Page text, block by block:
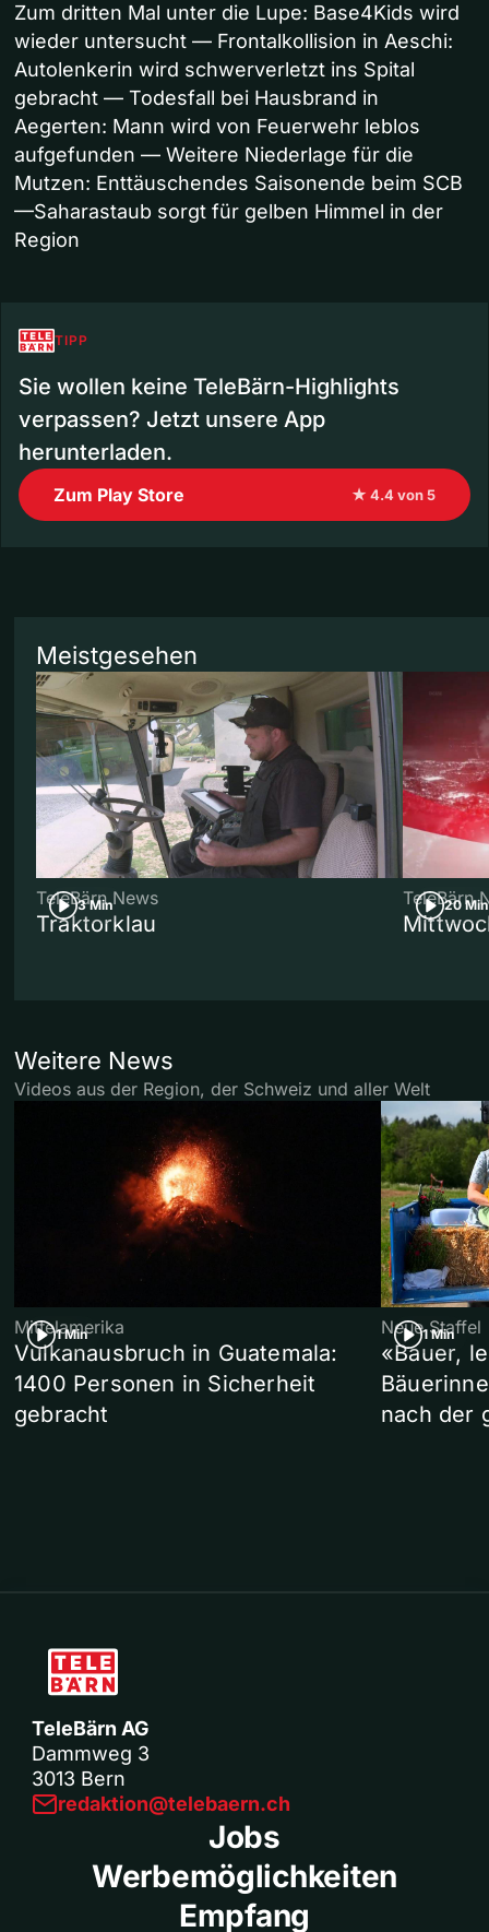
Zum dritten Mal unter die Lupe: Base4Kids wird
wieder untersucht — Frontalkollision in Aeschi:
Autolenkerin wird schwerverletzt ins Spital
gebracht — Todesfall bei Hausbrand in
Aegerten: Mann wird von Feuerwehr leblos
aufgefunden — Weitere Niederlage für die
Mutzen: Enttäuschendes Saisonende beim SCB
—Saharastaub sorgt für gelben Himmel in der
Region
TIPP
Sie wollen keine TeleBärn-Highlights
verpassen? Jetzt unsere App
herunterladen.
Zum Play Store ★ 4.4 von 5
Meistgesehen
3 Min
TeleBärn News
Traktorklau
20 Min
TeleBärn
Weitere News
Videos aus der Region, der Schweiz und aller Welt
1 Min
Mittelamerika
Vulkanausbruch in Guatemala:
1400 Personen in Sicherheit
gebracht
1 Min
Neue Staffel
«Bauer,
nach der
TeleBärn AG
Dammweg 3
3013 Bern
redaktion@telebaern.ch
Jobs
Werbemöglichkeiten
Empfang